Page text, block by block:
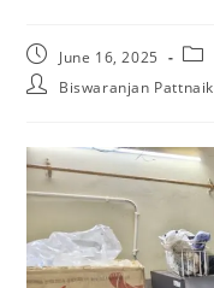
June 16, 2025
Biswaranjan Pattnaik